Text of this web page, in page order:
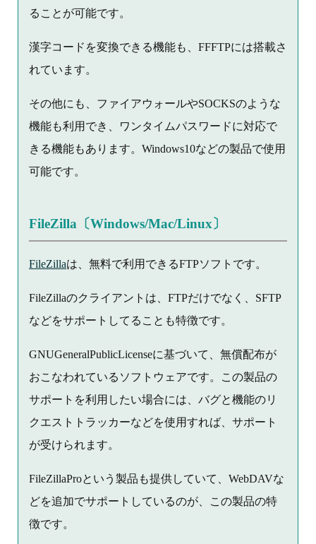
ることが可能です。
漢字コードを変換できる機能も、FFFTPには搭載さ
れています。
その他にも、ファイアウォールやSOCKSのような
機能も利用でき、ワンタイムパスワードに対応で
きる機能もあります。Windows10などの製品で使用
可能です。
FileZilla〔Windows/Mac/Linux〕
FileZillaは、無料で利用できるFTPソフトです。
FileZillaのクライアントは、FTPだけでなく、SFTP
などをサポートしてることも特徴です。
GNUGeneralPublicLicenseに基づいて、無償配布が
おこなわれているソフトウェアです。この製品の
サポートを利用したい場合には、バグと機能のリ
クエストトラッカーなどを使用すれば、サポート
が受けられます。
FileZillaProという製品も提供していて、WebDAVな
どを追加でサポートしているのが、この製品の特
徴です。